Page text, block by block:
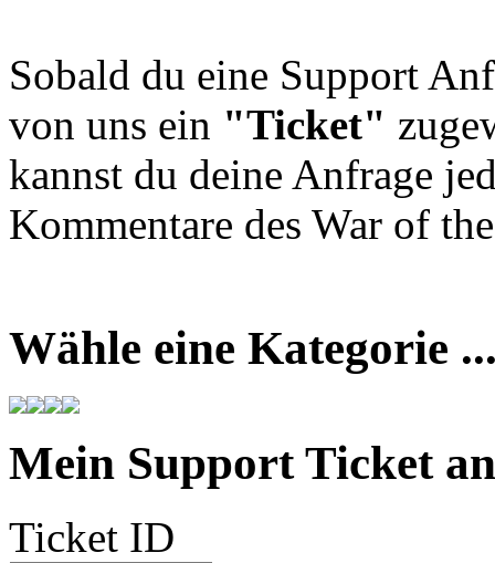
Sobald du eine Support
von uns ein "Ticket"
kannst du deine Anfrage
Kommentare des War of
Wähle eine Kategorie
Mein Support Ticket
Ticket ID